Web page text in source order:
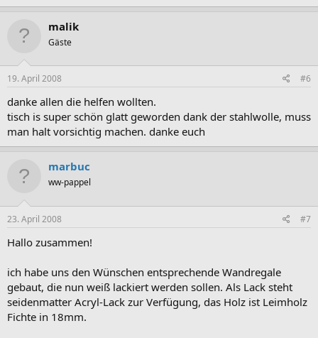
malik
Gäste
19. April 2008 #6
danke allen die helfen wollten.
tisch is super schön glatt geworden dank der stahlwolle, muss
man halt vorsichtig machen. danke euch
marbuc
ww-pappel
23. April 2008 #7
Hallo zusammen!
ich habe uns den Wünschen entsprechende Wandregale
gebaut, die nun weiß lackiert werden sollen. Als Lack steht
seidenmatter Acryl-Lack zur Verfügung, das Holz ist Leimholz
Fichte in 18mm.